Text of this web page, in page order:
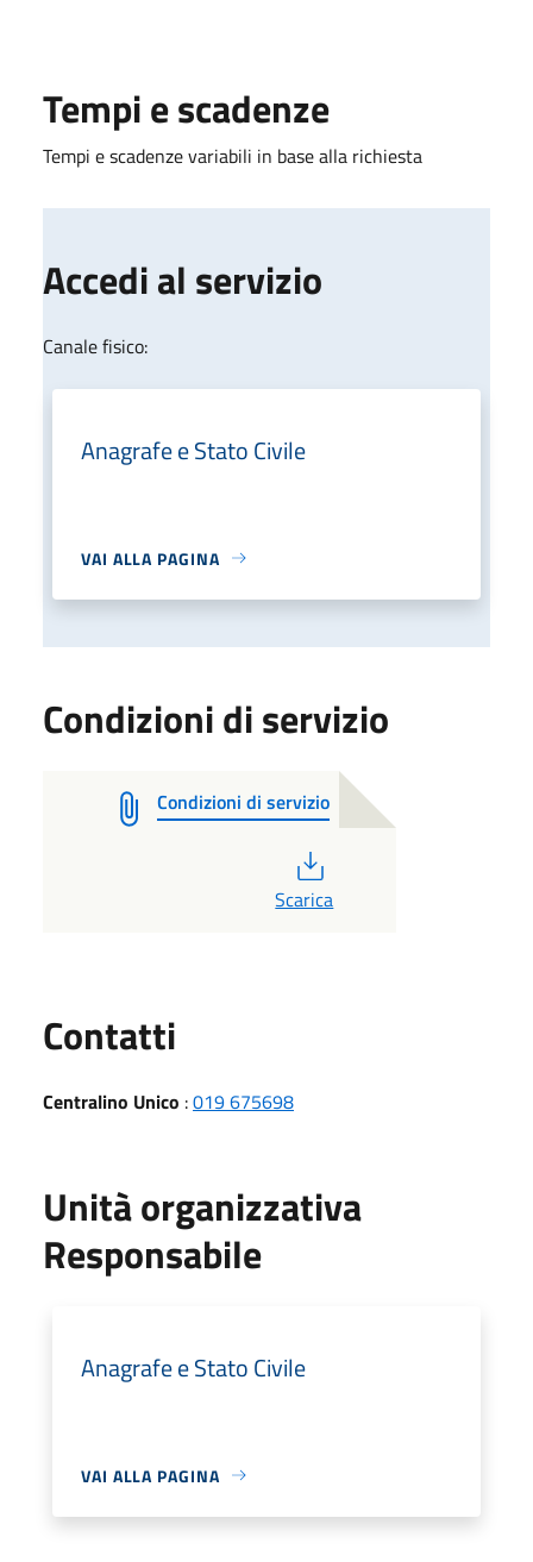
Tempi e scadenze
Tempi e scadenze variabili in base alla richiesta
Accedi al servizio
Canale fisico:
Anagrafe e Stato Civile
VAI ALLA PAGINA
Condizioni di servizio
Condizioni di servizio
Scarica
Contatti
Centralino Unico :019 675698
Unità organizzativa
Responsabile
Anagrafe e Stato Civile
VAI ALLA PAGINA